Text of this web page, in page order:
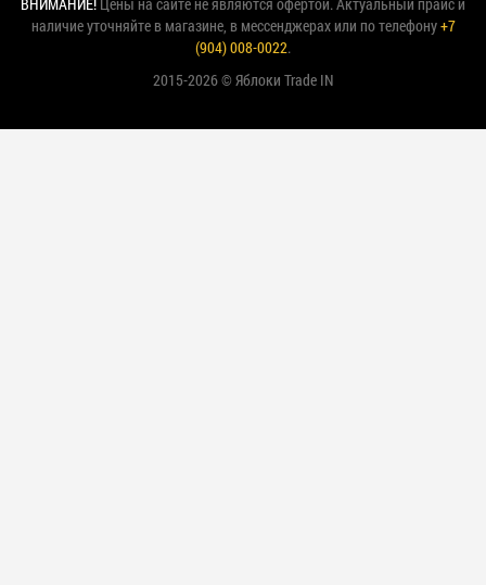
наличие уточняйте в магазине, в мессенджерах или по телефону+7
(904) 008-0022.
2015-2026 © Яблоки Trade IN